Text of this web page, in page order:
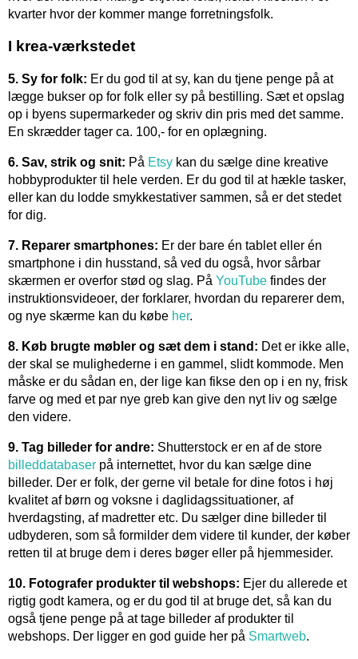
kvarter hvor der kommer mange forretningsfolk.
I krea-værkstedet
5. Sy for folk: Er du god til at sy, kan du tjene penge på at
lægge bukser op for folk eller sy på bestilling. Sæt et opslag
op i byens supermarkeder og skriv din pris med det samme.
En skrædder tager ca. 100,- for en oplægning.
6. Sav, strik og snit: På Etsy kan du sælge dine kreative
hobbyprodukter til hele verden. Er du god til at hækle tasker,
eller kan du lodde smykkestativer sammen, så er det stedet
for dig.
7. Reparer smartphones: Er der bare én tablet eller én
smartphone i din husstand, så ved du også, hvor sårbar
skærmen er overfor stød og slag. På YouTube findes der
instruktionsvideoer, der forklarer, hvordan du reparerer dem,
og nye skærme kan du købe her.
8. Køb brugte møbler og sæt dem i stand: Det er ikke alle,
der skal se mulighederne i en gammel, slidt kommode. Men
måske er du sådan en, der lige kan fikse den op i en ny, frisk
farve og med et par nye greb kan give den nyt liv og sælge
den videre.
9. Tag billeder for andre: Shutterstock er en af de store
billeddatabaser på internettet, hvor du kan sælge dine
billeder. Der er folk, der gerne vil betale for dine fotos i høj
kvalitet af børn og voksne i daglidagssituationer, af
hverdagsting, af madretter etc. Du sælger dine billeder til
udbyderen, som så formilder dem videre til kunder, der køber
retten til at bruge dem i deres bøger eller på hjemmesider.
10. Fotografer produkter til webshops: Ejer du allerede et
rigtig godt kamera, og er du god til at bruge det, så kan du
også tjene penge på at tage billeder af produkter til
webshops. Der ligger en god guide her på Smartweb.